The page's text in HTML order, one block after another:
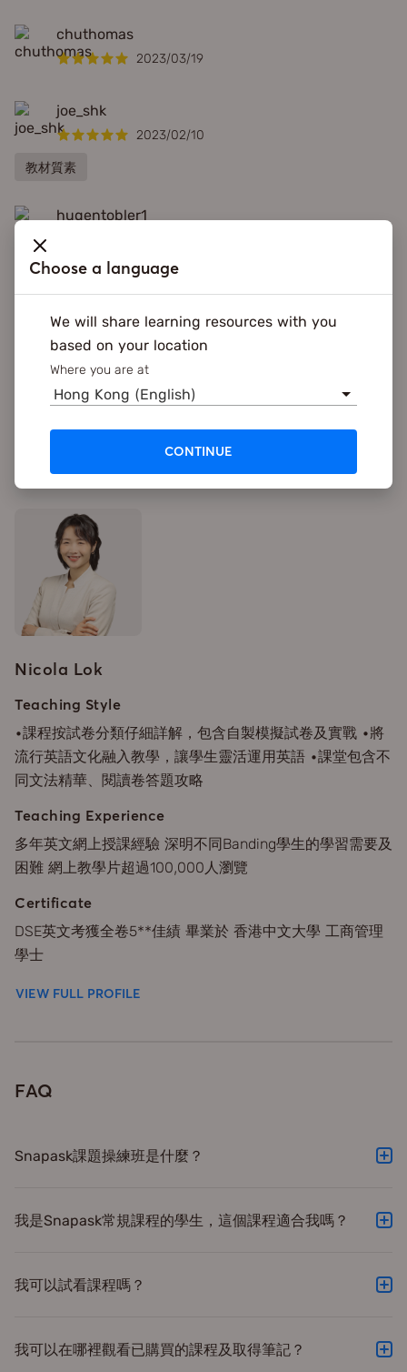
Choose a language
We will share learning resources with you
based on your location
Where you are at
Hong Kong (English)
CONTINUE
chuthomas
2023/03/19
joe_shk
2023/02/10
教材質素
hugentobler1
教材質素
VIEW MORE
Instructor
Nicola Lok
Teaching Style
•課程按試卷分類仔細詳解，包含自製模擬試卷及實戰 •將
流行英語文化融入教學，讓學生靈活運用英語 •課堂包含不
同文法精華、閱讀卷答題攻略
Teaching Experience
多年英文網上授課經驗 深明不同Banding學生的學習需要及
困難 網上教學片超過100,000人瀏覽
Certificate
DSE英文考獲全卷5**佳績 畢業於 香港中文大學 工商管理
學士
VIEW FULL PROFILE
FAQ
Snapask課題操練班是什麼？
個別課題及技巧，並配合相關課後練習，十分適合考生重點
我是Snapask常規課程的學生，這個課程適合我嗎？
我可以試看課程嗎？
我可以在哪裡觀看已購買的課程及取得筆記？